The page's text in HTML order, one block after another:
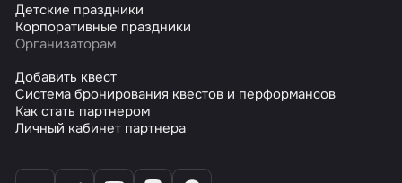
Детские праздники
Корпоративные праздники
Организаторам
Добавить квест
Система бронирования квестов и перформансов
Как стать партнером
Личный кабинет партнера